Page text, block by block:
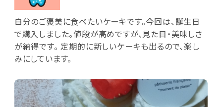
自分のご褒美に食べたいケーキです。今回は、誕生日
で購入しました。値段が高めですが、見た目・美味しさ
が納得です。 定期的に新しいケーキも出るので、楽し
みにしています。